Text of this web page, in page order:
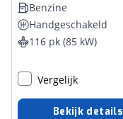
Benzine
Handgeschakeld
116 pk (85 kW)
Vergelijk
Bekijk details